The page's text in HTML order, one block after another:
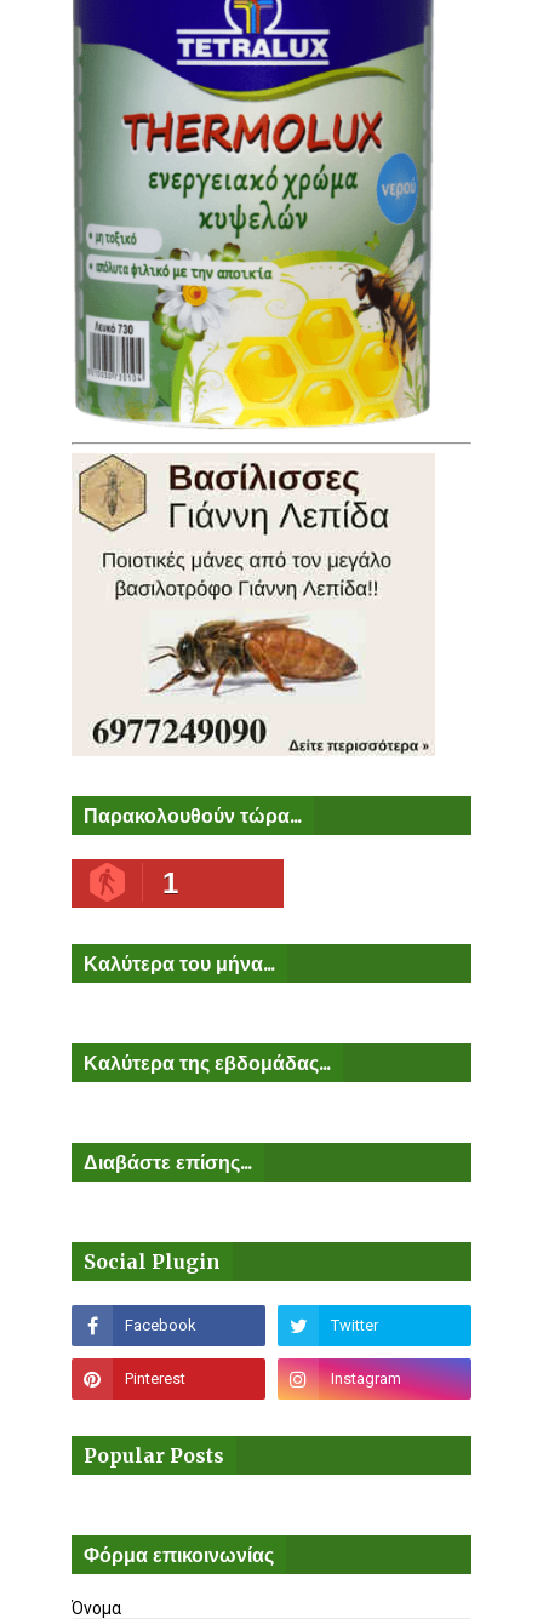
Παρακολουθούν τώρα...
1
Καλύτερα του μήνα...
Καλύτερα της εβδομάδας...
Διαβάστε επίσης...
Social Plugin
Popular Posts
Φόρμα επικοινωνίας
Όνομα